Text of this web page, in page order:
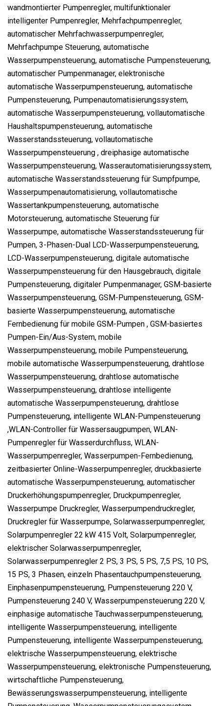
wandmontierter Pumpenregler, multifunktionaler
intelligenter Pumpenregler, Mehrfachpumpenregler,
automatischer Mehrfachwasserpumpenregler,
Mehrfachpumpe Steuerung, automatische
Wasserpumpensteuerung, automatische Pumpensteuerung,
automatischer Pumpenmanager, elektronische
automatische Wasserpumpensteuerung, automatische
Pumpensteuerung, Pumpenautomatisierungssystem,
automatische Wasserpumpensteuerung, vollautomatische
Haushaltspumpensteuerung, automatische
Wasserstandssteuerung, vollautomatische
Wasserpumpensteuerung , dreiphasige automatische
Wasserpumpensteuerung, Wasserautomatisierungssystem,
automatische Wasserstandssteuerung für Sumpfpumpe,
Wasserpumpenautomatisierung, vollautomatische
Wassertankpumpensteuerung, automatische
Motorsteuerung, automatische Steuerung für
Wasserpumpe, automatische Wasserstandssteuerung für
Pumpen, 3-Phasen-Dual LCD-Wasserpumpensteuerung,
LCD-Wasserpumpensteuerung, digitale automatische
Wasserpumpensteuerung für den Hausgebrauch, digitale
Pumpensteuerung, digitaler Pumpenmanager, GSM-basierte
Wasserpumpensteuerung, GSM-Pumpensteuerung, GSM-
basierte Wasserpumpensteuerung, automatische
Fernbedienung für mobile GSM-Pumpen , GSM-basiertes
Pumpen-Ein/Aus-System, mobile
Wasserpumpensteuerung, mobile Pumpensteuerung,
mobile automatische Wasserpumpensteuerung, drahtlose
Wasserpumpensteuerung, drahtlose automatische
Wasserpumpensteuerung, drahtlose intelligente
automatische Wasserpumpensteuerung, drahtlose
Pumpensteuerung, intelligente WLAN-Pumpensteuerung
,WLAN-Controller für Wassersaugpumpen, WLAN-
Pumpenregler für Wasserdurchfluss, WLAN-
Wasserpumpenregler, Wasserpumpen-Fernbedienung,
zeitbasierter Online-Wasserpumpenregler, druckbasierte
automatische Wasserpumpensteuerung, automatischer
Druckerhöhungspumpenregler, Druckpumpenregler,
Wasserpumpe Druckregler, Wasserpumpendruckregler,
Druckregler für Wasserpumpe, Solarwasserpumpenregler,
Solarpumpenregler 22 kW 415 Volt, Solarpumpenregler,
elektrischer Solarwasserpumpenregler,
Solarwasserpumpenregler 2 PS, 3 PS, 5 PS, 7,5 PS, 10 PS,
15 PS, 3 Phasen, einzeln Phasentauchpumpensteuerung,
Einphasenpumpensteuerung, Pumpensteuerung 220 V,
Pumpensteuerung 240 V, Wasserpumpensteuerung 220 V,
einphasige automatische Tauchwasserpumpensteuerung,
intelligente Wasserpumpensteuerung, intelligente
Pumpensteuerung, intelligente Wasserpumpensteuerung,
elektrische Wasserpumpensteuerung, elektrische
Wasserpumpensteuerung, elektronische Pumpensteuerung,
wirtschaftliche Pumpensteuerung,
Bewässerungswasserpumpensteuerung, intelligente